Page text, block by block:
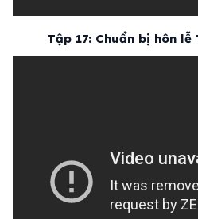
Tập 17: Chuẩn bị hôn